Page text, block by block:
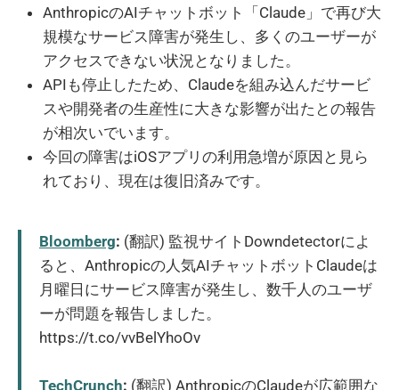
AnthropicのAIチャットボット「Claude」で再び大
規模なサービス障害が発生し、多くのユーザーが
アクセスできない状況となりました。
APIも停止したため、Claudeを組み込んだサービ
スや開発者の生産性に大きな影響が出たとの報告
が相次いでいます。
今回の障害はiOSアプリの利用急増が原因と見ら
れており、現在は復旧済みです。
Bloomberg: (翻訳) 監視サイトDowndetectorによ
ると、Anthropicの人気AIチャットボットClaudeは
月曜日にサービス障害が発生し、数千人のユーザ
ーが問題を報告しました。
https://t.co/vvBelYhoOv
TechCrunch: (翻訳) AnthropicのClaudeが広範囲な